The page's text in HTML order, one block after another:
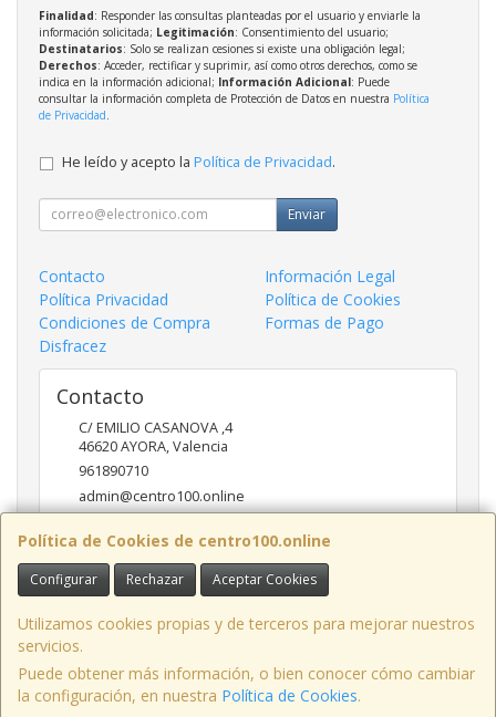
Política de Cookies de centro100.online
Configurar Rechazar Aceptar Cookies
Utilizamos cookies propias y de terceros para mejorar nuestros
servicios.
Puede obtener más información, o bien conocer cómo cambiar
la configuración, en nuestra Política de Cookies.
Finalidad: Responder las consultas planteadas por el usuario y enviarle la
información solicitada; Legitimación: Consentimiento del usuario;
Destinatarios: Solo se realizan cesiones si existe una obligación legal;
Derechos: Acceder, rectificar y suprimir, así como otros derechos, como se
indica en la información adicional; Información Adicional: Puede
consultar la información completa de Protección de Datos en nuestra Política
de Privacidad
He leído y acepto la Política de Privacidad.
Enviar
Contacto
Información Legal
Política Privacidad
Política de Cookies
Condiciones de Compra
Formas de Pago
Disfracez
Contacto
C/ EMILIO CASANOVA ,4
46620AYORA,Valencia
961890710
admin@centro100.online
Horario
LUNES A VIERNES 9'30 - 14'00 / 17'00 - 20 '30 SABADOS 9'30
- 14'00
, , , , España. - C.I.F.: B98957897 - Tfno: